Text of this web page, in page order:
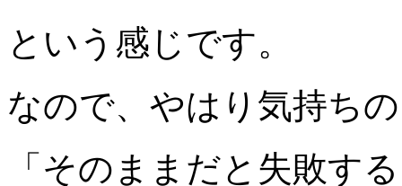
という感じです。
なので、やはり気持ち
「そのままだと失敗す